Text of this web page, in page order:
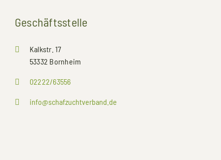
Geschäftsstelle
Kalkstr. 17
53332 Bornheim
02222/63556
info@schafzuchtverband.de